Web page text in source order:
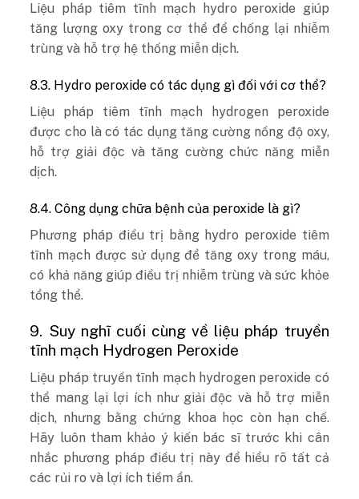
Liệu pháp tiêm tĩnh mạch hydro peroxide giúp
tăng lượng oxy trong cơ thể để chống lại nhiễm
trùng và hỗ trợ hệ thống miễn dịch.
8.3. Hydro peroxide có tác dụng gì đối với cơ thể?
Liệu pháp tiêm tĩnh mạch hydrogen peroxide
được cho là có tác dụng tăng cường nồng độ oxy,
hỗ trợ giải độc và tăng cường chức năng miễn
dịch.
8.4. Công dụng chữa bệnh của peroxide là gì?
Phương pháp điều trị bằng hydro peroxide tiêm
tĩnh mạch được sử dụng để tăng oxy trong máu,
có khả năng giúp điều trị nhiễm trùng và sức khỏe
tổng thể.
9. Suy nghĩ cuối cùng về liệu pháp truyền
tĩnh mạch Hydrogen Peroxide
Liệu pháp truyền tĩnh mạch hydrogen peroxide có
thể mang lại lợi ích như giải độc và hỗ trợ miễn
dịch, nhưng bằng chứng khoa học còn hạn chế.
Hãy luôn tham khảo ý kiến bác sĩ trước khi cân
nhắc phương pháp điều trị này để hiểu rõ tất cả
các rủi ro và lợi ích tiềm ẩn.